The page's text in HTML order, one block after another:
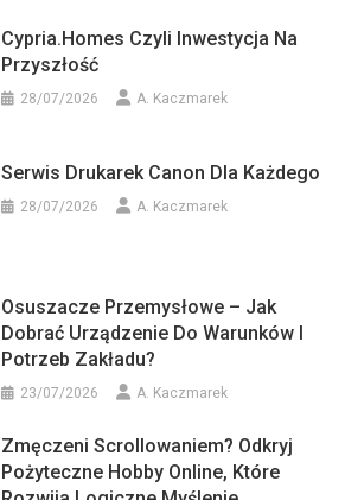
Cypria.homes Czyli Inwestycja Na
Przyszłość
28/07/2026 A. Kaczmarek
Serwis Drukarek Canon Dla Każdego
28/07/2026 A. Kaczmarek
Osuszacze Przemysłowe – Jak
Dobrać Urządzenie Do Warunków I
Potrzeb Zakładu?
23/07/2026 A. Kaczmarek
Zmęczeni Scrollowaniem? Odkryj
Pożyteczne Hobby Online, Które